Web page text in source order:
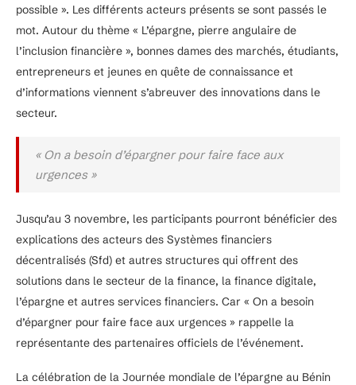
possible ». Les différents acteurs présents se sont passés le
mot. Autour du thème « L’épargne, pierre angulaire de
l’inclusion financière », bonnes dames des marchés, étudiants,
entrepreneurs et jeunes en quête de connaissance et
d’informations viennent s’abreuver des innovations dans le
secteur.
« On a besoin d’épargner pour faire face aux
urgences »
Jusqu’au 3 novembre, les participants pourront bénéficier des
explications des acteurs des Systèmes financiers
décentralisés (Sfd) et autres structures qui offrent des
solutions dans le secteur de la finance, la finance digitale,
l’épargne et autres services financiers. Car « On a besoin
d’épargner pour faire face aux urgences » rappelle la
représentante des partenaires officiels de l’événement.
La célébration de la Journée mondiale de l’épargne au Bénin